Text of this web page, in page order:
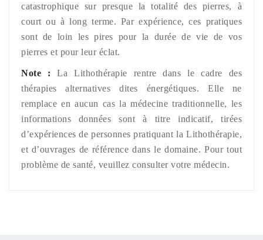
catastrophique sur presque la totalité des pierres, à
court ou à long terme. Par expérience, ces pratiques
sont de loin les pires pour la durée de vie de vos
pierres et pour leur éclat.
Note : La Lithothérapie rentre dans le cadre des
thérapies alternatives dites énergétiques. Elle ne
remplace en aucun cas la médecine traditionnelle, les
informations données sont à titre indicatif, tirées
d’expériences de personnes pratiquant la Lithothérapie,
et d’ouvrages de référence dans le domaine. Pour tout
problème de santé, veuillez consulter votre médecin.